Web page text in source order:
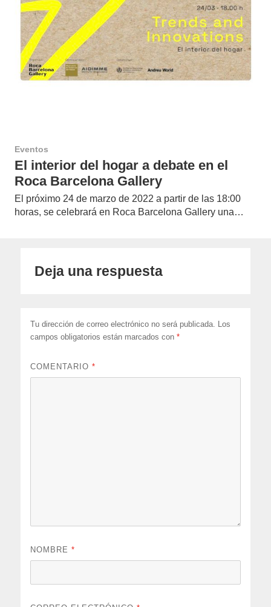
Eventos
El interior del hogar a debate en el
Roca Barcelona Gallery
El próximo 24 de marzo de 2022 a partir de las 18:00
horas, se celebrará en Roca Barcelona Gallery una…
Deja una respuesta
Tu dirección de correo electrónico no será publicada.
Los
campos obligatorios están marcados con*
COMENTARIO*
NOMBRE*